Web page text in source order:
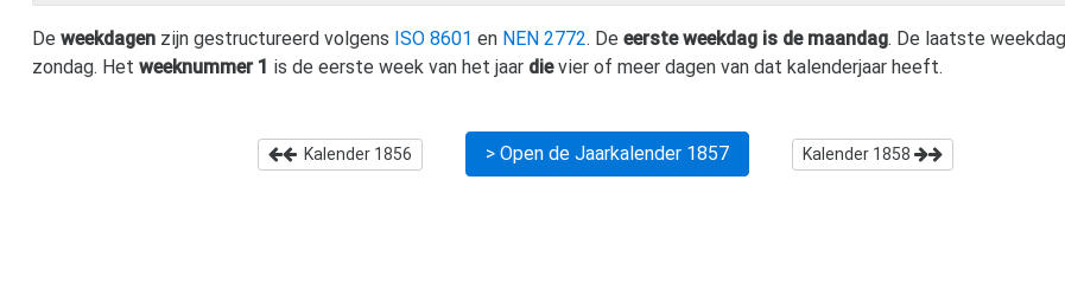
De weekdagen zijn gestructureerd volgens ISO 8601 en NEN 2772. De eerste weekdag is de maandag. De laatste
zondag. Het weeknummer 1 is de eerste week van het jaar dievier of meer dagen van dat kalenderjaar heeft.
Kalender 1856 > Open de Jaarkalender 1857 Kalender 1858